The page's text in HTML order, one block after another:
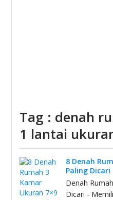
Tag : denah
1 lantai
8 Denah
Paling Dicari
Denah
Dicari -